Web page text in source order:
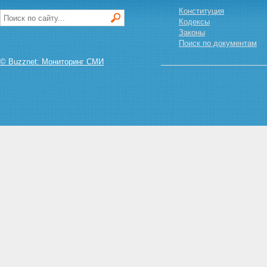
© Buzznet: Мониторинг СМИ
Конституция
Кодексы
Законы
Поиск по документам